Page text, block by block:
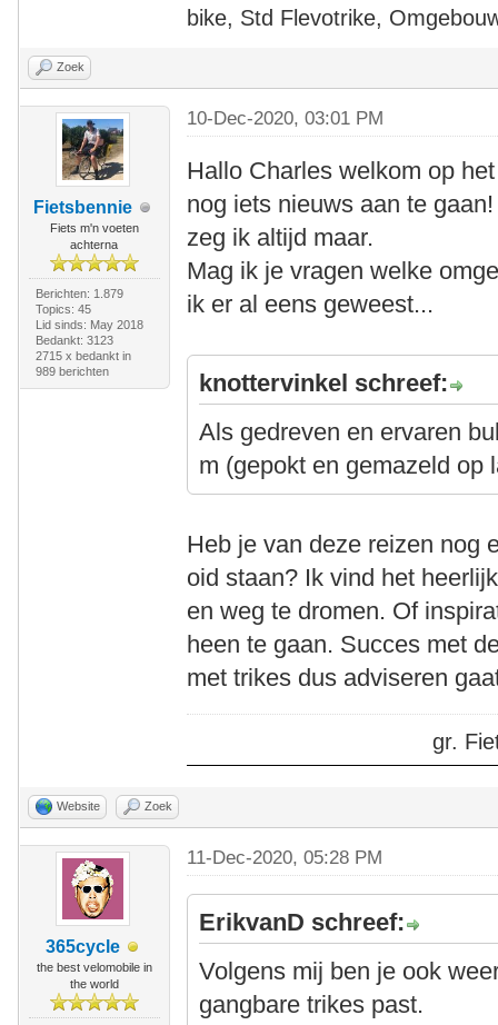
bike, Std Flevotrike,
Zoek
Fietsbennie
Fiets m'n voeten
achterna
Berichten: 1.879
Topics: 45
Lid sinds: May 2018
Bedankt: 3123
2715 x bedankt in
989 berichten
10-Dec-2020, 03:01 PM
Hallo Charles welkom op
nog iets nieuws aan te
zeg ik altijd maar.
Mag ik je vragen welke
ik er al eens geweest...
knottervinkel schreef:
Als gedreven en ervaren
m (gepokt en gemazeld op
Heb je van deze reizen nog
oid staan? Ik vind het
en weg te dromen. Of
heen te gaan. Succes met
met trikes dus adviseren
gr.
Website Zoek
365cycle
the best velomobile in
the world
11-Dec-2020, 05:28 PM
ErikvanD schreef:
Volgens mij ben je ook
gangbare trikes past.